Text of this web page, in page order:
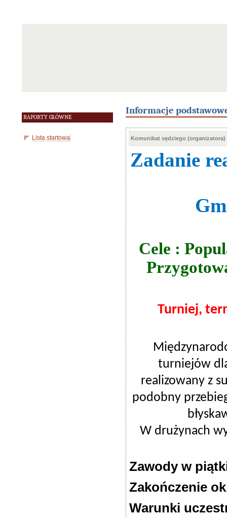
RAPORTY GŁÓWNE
Lista startowa
Informacje
Komunikat sędziego (organizatora)
Zadanie
Cele :
Turniej,
turniejów
realizowany z
podobny
W drużynach
Zawody w
Zakończenie
Warunki